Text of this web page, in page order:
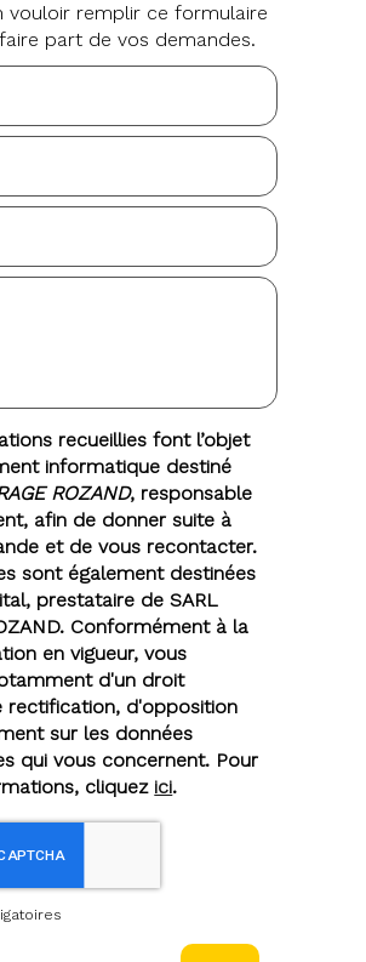
vouloir remplir ce formulaire
part de vos demandes.
recueillies font l’objet
informatique destiné
ROZAND, responsable
afin de donner suite à
et de vous recontacter.
sont également destinées
prestataire de SARL
Conformément à la
en vigueur, vous
d'un droit
rectification, d'opposition
sur les données
qui vous concernent. Pour
cliquez ici.